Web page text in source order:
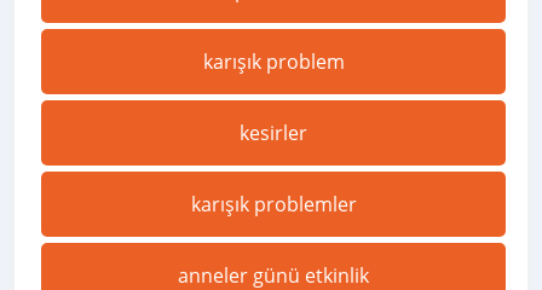
karışık problem
kesirler
karışık problemler
anneler günü etkinlik